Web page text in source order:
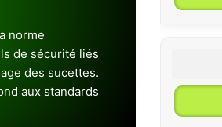
norme
de sécurité liés
des sucettes.
aux standards